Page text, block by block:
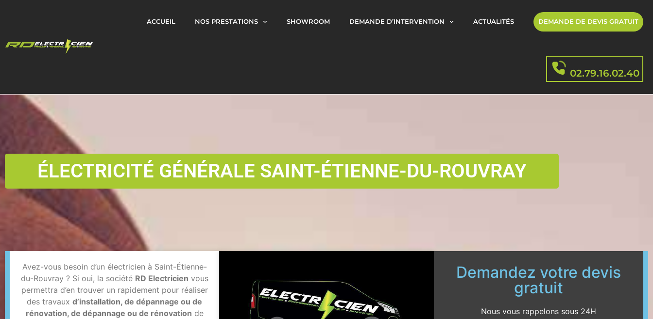
ACCUEIL NOS PRESTATIONS SHOWROOM DEMANDE D’INTERVENTION ACTUALITÉS DEMANDE DE DEVIS GRATUIT
02.79.16.02.40
ÉLECTRICITÉ GÉNÉRALE SAINT-ÉTIENNE-DU-ROUVRAY
Avez-vous besoin d’un électricien à Saint-Étienne-
du-Rouvray ? Si oui, la société RD Electricien vous
permettra d’en trouver un rapidement pour réaliser
des travauxd’installation, de dépannage ou de
rénovation, de dépannage ou de rénovation de
Demandez votre devis
gratuit
Nous vous rappelons sous 24H